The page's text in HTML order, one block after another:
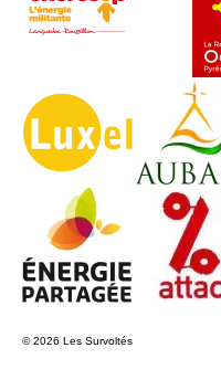
© 2026 Les Survoltés